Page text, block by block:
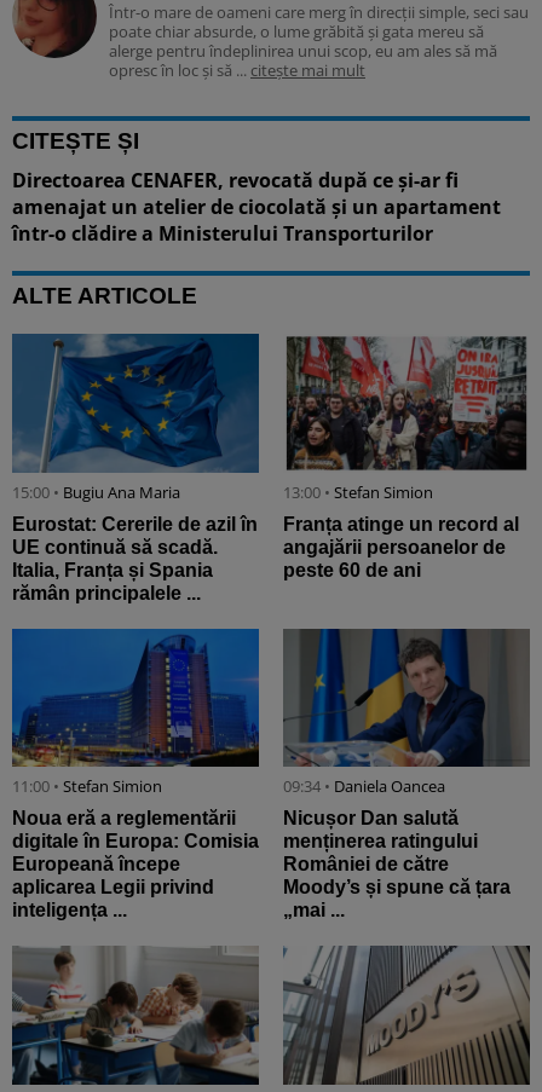
Într-o mare de oameni care merg în direcții simple, seci sau
poate chiar absurde, o lume grăbită și gata mereu să
alerge pentru îndeplinirea unui scop, eu am ales să mă
opresc în loc și să ... citește mai mult
CITEȘTE ȘI
Directoarea CENAFER, revocată după ce și-ar fi
amenajat un atelier de ciocolată și un apartament
într-o clădire a Ministerului Transporturilor
ALTE ARTICOLE
15:00 • Bugiu ⁠Ana Maria
Eurostat: Cererile de azil în
UE continuă să scadă.
Italia, Franța și Spania
rămân principalele ...
13:00 • Stefan Simion
Franța atinge un record al
angajării persoanelor de
peste 60 de ani
11:00 • Stefan Simion
Noua eră a reglementării
digitale în Europa: Comisia
Europeană începe
aplicarea Legii privind
inteligența ...
09:34 • Daniela Oancea
Nicușor Dan salută
menținerea ratingului
României de către
Moody’s și spune că țara
„mai ...